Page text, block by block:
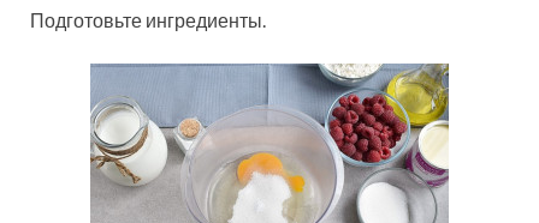
Подготовьте ингредиенты.